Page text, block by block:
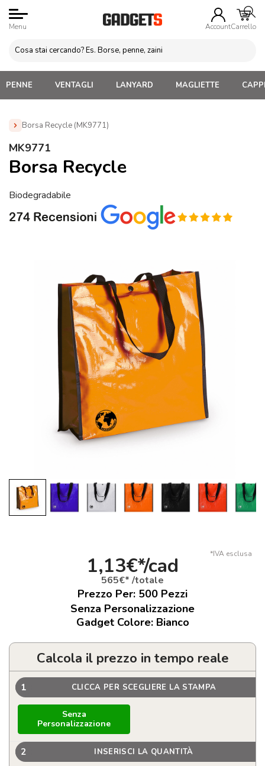
Menu AccountCarrello
PENNE VENTAGLI LANYARD MAGLIETTE
Borsa Recycle (MK9771)
Home »
MK9771
Borsa Recycle
Biodegradabile
*IVA esclusa
1,13€*/cad
565€* /totale
Prezzo Per: 500 Pezzi
Senza Personalizzazione
Gadget Colore: Bianco
Calcola il prezzo in tempo reale
1 CLICCA PER SCEGLIERE LA STAMPA
Senza
Personalizzazione
2 INSERISCI LA QUANTITÀ